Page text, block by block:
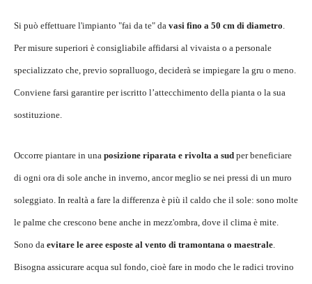
Si può effettuare l'impianto "fai da te" da vasi fino a 50 cm di diametro
Per misure superiori è consigliabile affidarsi al vivaista o a personale
specializzato che, previo sopralluogo, deciderà se impiegare la gru o meno.
Conviene farsi garantire per iscritto l’attecchimento della pianta o la sua
sostituzione.
Occorre piantare in una posizione riparata e rivolta a sud per beneficiare
di ogni ora di sole anche in inverno, ancor meglio se nei pressi di un muro
soleggiato. In realtà a fare la differenza è più il caldo che il sole: sono molte
le palme che crescono bene anche in mezz'ombra, dove il clima è mite.
Sono da evitare le aree esposte al vento di tramontana o maestrale
Bisogna assicurare acqua sul fondo, cioè fare in modo che le radici trovino